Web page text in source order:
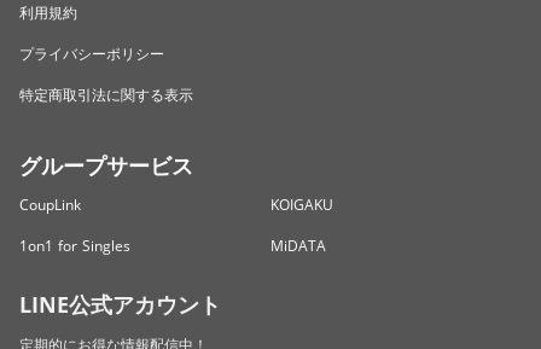
利用規約
プライバシーポリシー
特定商取引法に関する表示
グループサービス
CoupLink
KOIGAKU
1on1 for Singles
MiDATA
LINE公式アカウント
定期的にお得な情報配信中！